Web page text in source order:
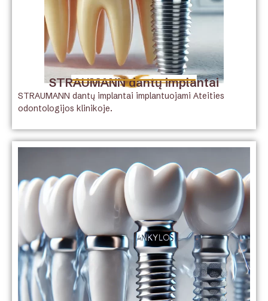
STRAUMANN dantų implantai
STRAUMANN dantų implantai implantuojami Ateities
odontologijos klinikoje.